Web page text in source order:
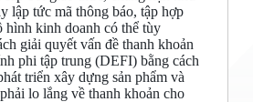
lập tức mã thông báo, tập hợp
hình kinh doanh có thể tùy
giải quyết vấn đề thanh khoản
phi tập trung (DEFI) bằng cách
triển xây dựng sản phẩm và
lo lắng về thanh khoản cho